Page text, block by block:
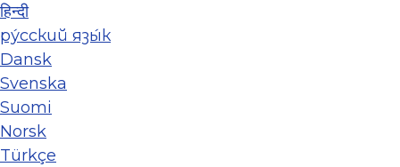
हिन्दी
ру́сский язы́к
Dansk
Svenska
Suomi
Norsk
Türkçe